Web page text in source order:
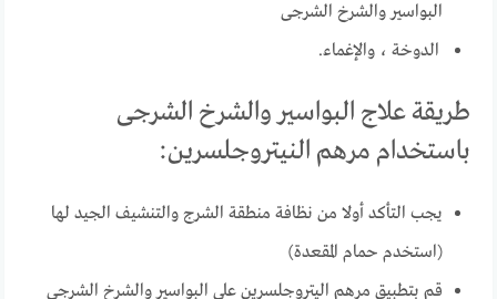
البواسير والشرخ الشرجى
الدوخة ، والإغماء.
طريقة علاج البواسير والشرخ الشرجى
باستخدام مرهم النيتروجلسرين:
يجب التأكد أولا من نظافة منطقة الشرج والتنشيف الجيد لها
(استخدم حمام المقعدة)
قم بتطبيق مرهم اليتروجلسرين على البواسير والشرخ الشرجى